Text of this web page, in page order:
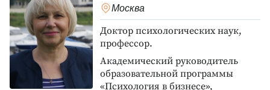
Москва
Доктор психологических наук,
профессор.
Академический руководитель
образовательной программы
«Психология в бизнесе»,